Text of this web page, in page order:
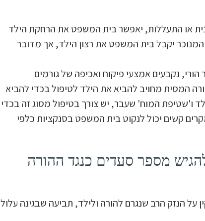
או התעללות, יאפשר בית המשפט את הרחקת הילד
יקבל בית המשפט את רצון הילד, אך מדובר
נקבעים אמצעי פיקוח ואכיפה של גורמים
המסית מחויב להביא את הילד לטיפול בכדי להביא
ו'שטיפת המוח' שעבר, יש צורך בטיפול מסוג זה בכדי
קשים יכול לנקוט בית המשפט בסנקציות כלפי
מספר סעדים כנגד ההורה
על הנזק הרב שנגרם להורה ולילד, תביעה שבגינה עלול